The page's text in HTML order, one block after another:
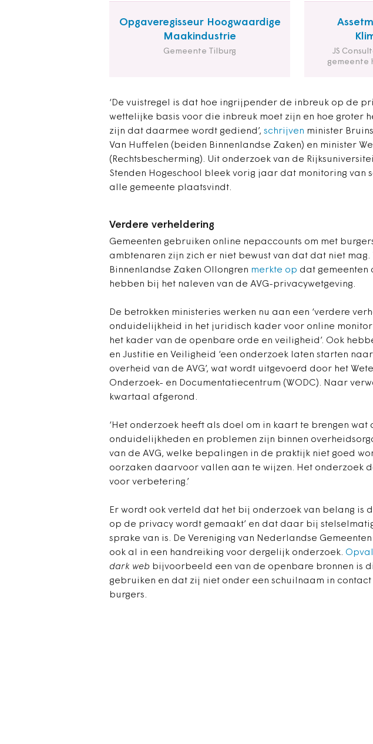
Opgaveregisseur Hoogwaardige
Maakindustrie
Gemeente Tilburg
JS
gemeente
‘De vuistregel is dat hoe ingrijpender de inbreuk op de
wettelijke basis voor die inbreuk moet zijn en hoe groter
zijn dat daarmee wordt gediend’, schrijven minister
Van Huffelen (beiden Binnenlandse Zaken) en minister
(Rechtsbescherming). Uit onderzoek van de
Stenden Hogeschool bleek vorig jaar dat monitoring van
alle gemeente plaatsvindt.
Verdere verheldering
Gemeenten gebruiken online nepaccounts om met
ambtenaren zijn zich er niet bewust van dat dat niet mag.
Binnenlandse Zaken Ollongren merkte op dat
hebben bij het naleven van de AVG-privacywetgeving.
De betrokken ministeries werken nu aan een ‘verdere
onduidelijkheid in het juridisch kader voor online
het kader van de openbare orde en veiligheid’. Ook
en Justitie en Veiligheid ‘een onderzoek laten starten
overheid van de AVG’, wat wordt uitgevoerd door het
Onderzoek- en Documentatiecentrum (WODC). Naar
kwartaal afgerond.
‘Het onderzoek heeft als doel om in kaart te brengen wat
onduidelijkheden en problemen zijn binnen
van de AVG, welke bepalingen in de praktijk niet goed
oorzaken daarvoor vallen aan te wijzen. Het onderzoek
voor verbetering.’
Er wordt ook verteld dat het bij onderzoek van belang is
op de privacy wordt gemaakt’ en dat daar bij
sprake van is. De Vereniging van Nederlandse
ook al in een handreiking voor dergelijk onderzoek.
dark web bijvoorbeeld een van de openbare bronnen is
gebruiken en dat zij niet onder een schuilnaam in contact
burgers.